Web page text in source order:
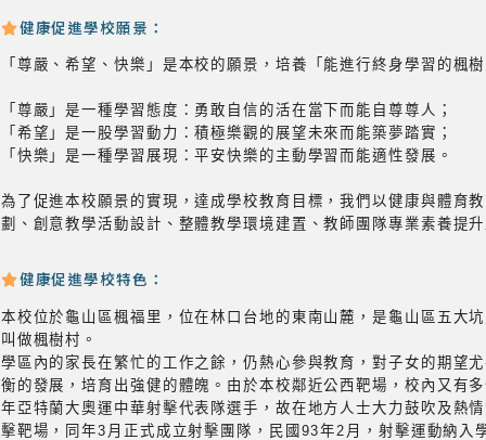
健康促進學校願景：
「尊嚴、希望、快樂」是本校的願景，培養「能進行終身學習的楓
「尊嚴」是一種學習態度：勇敢自信的活在當下而能自尊尊人；
「希望」是一股學習動力：積極樂觀的展望未來而能築夢踏實；
「快樂」是一種學習展現：平安快樂的主動學習而能適性發展。
為了促進本校願景的實現，達成學校教育目標，我們以健康與體育
劃、創意教學活動設計、整體教學環境建置、教師團隊專業素養提
健康促進學校特色：
本校位於龜山區楓福里，位在林口台地的東南山麓，是龜山區五大
叫做楓樹村。
學區內的家長在繁忙的工作之餘，仍熱心參與教育，對子女的期望
衡的發展，培育出強健的體魄。由於本校鄰近公西靶場，校內又有
年亞特蘭大奧運中華射擊代表隊選手，故在地方人士大力鼓吹及熱
擊靶場，同年3月正式成立射擊團隊，民國93年2月，射擊運動納入